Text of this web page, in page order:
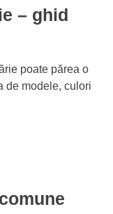
– ghid
poate părea o
de modele, culori